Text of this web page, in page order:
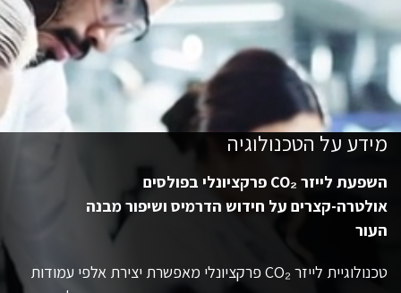
מידע על הטכנולוגיה
השפעת לייזר CO₂ פרקציונלי בפולסים
אולטרה-קצרים על חידוש הדרמיס ושיפור מבנה
העור
טכנולוגיית לייזר CO₂ פרקציונלי מאפשרת יצירת אלפי עמודות